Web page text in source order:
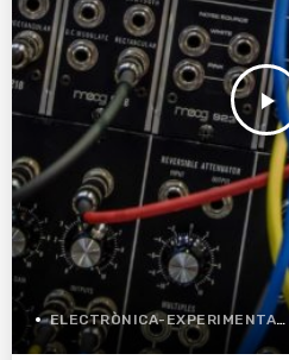
play_arrow
ELECTRÒNICA-EXPERIMENTAL